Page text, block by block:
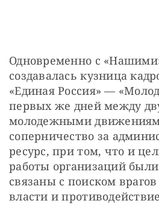
Одновременно с
создавалась кузница
«Единая Россия» —
первых же дней между
молодежными
соперничество за
ресурс, при том, что и
работы организаций
связаны с поиском
власти и